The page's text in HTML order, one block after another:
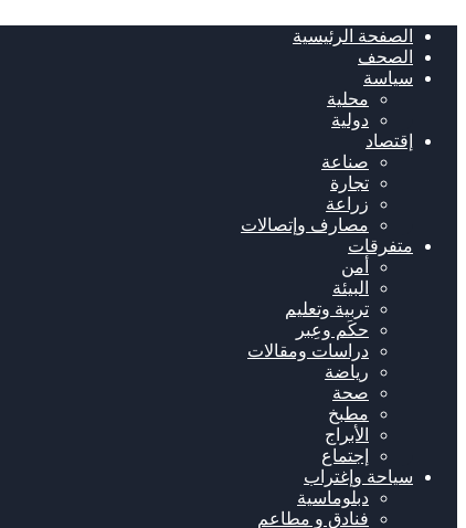
الصفحة الرئيسية
الصحف
سياسة
محلية
دولية
إقتصاد
صناعة
تجارة
زراعة
مصارف وإتصالات
متفرقات
أمن
البيئة
تربية وتعليم
حكَم وعِبر
دراسات ومقالات
رياضة
صحة
مطبخ
الأبراج
إجتماع
سياحة وإغتراب
دبلوماسية
فنادق و مطاعم